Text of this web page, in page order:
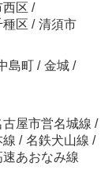
区 /
区 / 清須市
島町 / 金城 /
古屋市営名城線 /
線 / 名鉄犬山線 /
あおなみ線